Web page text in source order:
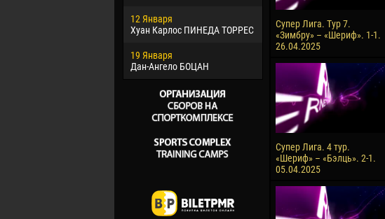
12 Января
Хуан Карлос ПИНЕДА ТОРРЕС
19 Января
Дан-Ангело БОЦАН
26 Марта
Витор Уго Морайс де
ОЛИВЕЙРА
Раи ЛОПЕС ДЕ ОЛИВЕЙРА
Супер Лига. Тур 7.
«Зимбру» – «Шериф». 1-1.
26.04.2025
Супер Лига. 4 тур.
«Шериф» – «Бэлць». 2-1.
05.04.2025